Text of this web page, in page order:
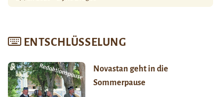
ENTSCHLÜSSELUNG
Novastan geht in die
Sommerpause